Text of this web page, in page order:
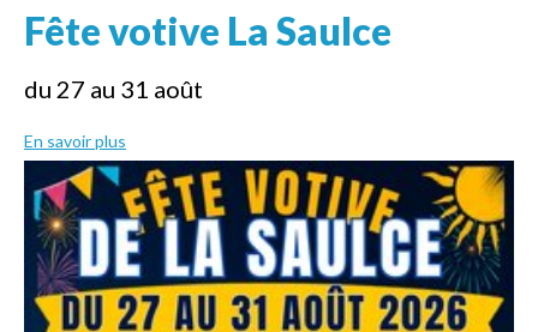
Fête votive La Saulce
du 27 au 31 août
En savoir plus